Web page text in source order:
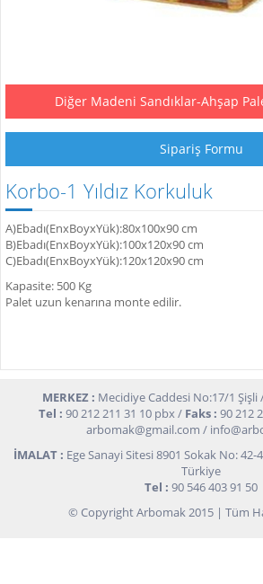
Diğer Madeni Sandıklar-Ahşap
Sipariş Formu
Korbo-1 Yıldız Korkuluk
A)Ebadı(EnxBoyxYük):80x100x90 cm
B)Ebadı(EnxBoyxYük):100x120x90 cm
C)Ebadı(EnxBoyxYük):120x120x90 cm
Kapasite: 500 Kg
Palet uzun kenarına monte edilir.
MERKEZ : Mecidiye Caddesi No:17/1
Tel : 90 212 211 31 10 pbx / Faks : 90 212
arbomak@gmail.com /
İMALAT : Ege Sanayi Sitesi 8901 Sokak No:
Türkiye
Tel : 90 546 403 91 50
© Copyright Arbomak 2015 | Tüm